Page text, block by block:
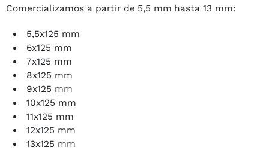
Comercializamos a partir de 5,5 mm hasta 13 mm:
5,5x125 mm
6x125 mm
7x125 mm
8x125 mm
9x125 mm
10x125 mm
11x125 mm
12x125 mm
13x125 mm